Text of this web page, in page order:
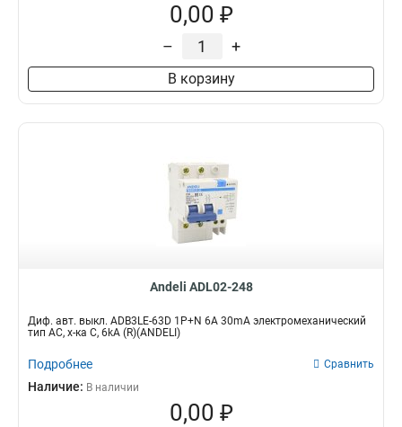
0,00 ₽
– +
В корзину
Andeli ADL02-248
Диф. авт. выкл. ADB3LE-63D 1P+N 6А 30mA электромеханический
тип AС, х-ка С, 6kA (R)(ANDELI)
Подробнее Сравнить
Наличие: В наличии
0,00 ₽